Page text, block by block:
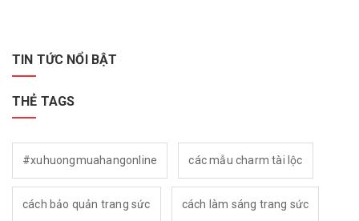
TIN TỨC NỔI BẬT
THẺ TAGS
#xuhuongmuahangonline các mẫu charm tài lộc
cách bảo quản trang sức cách làm sáng trang sức